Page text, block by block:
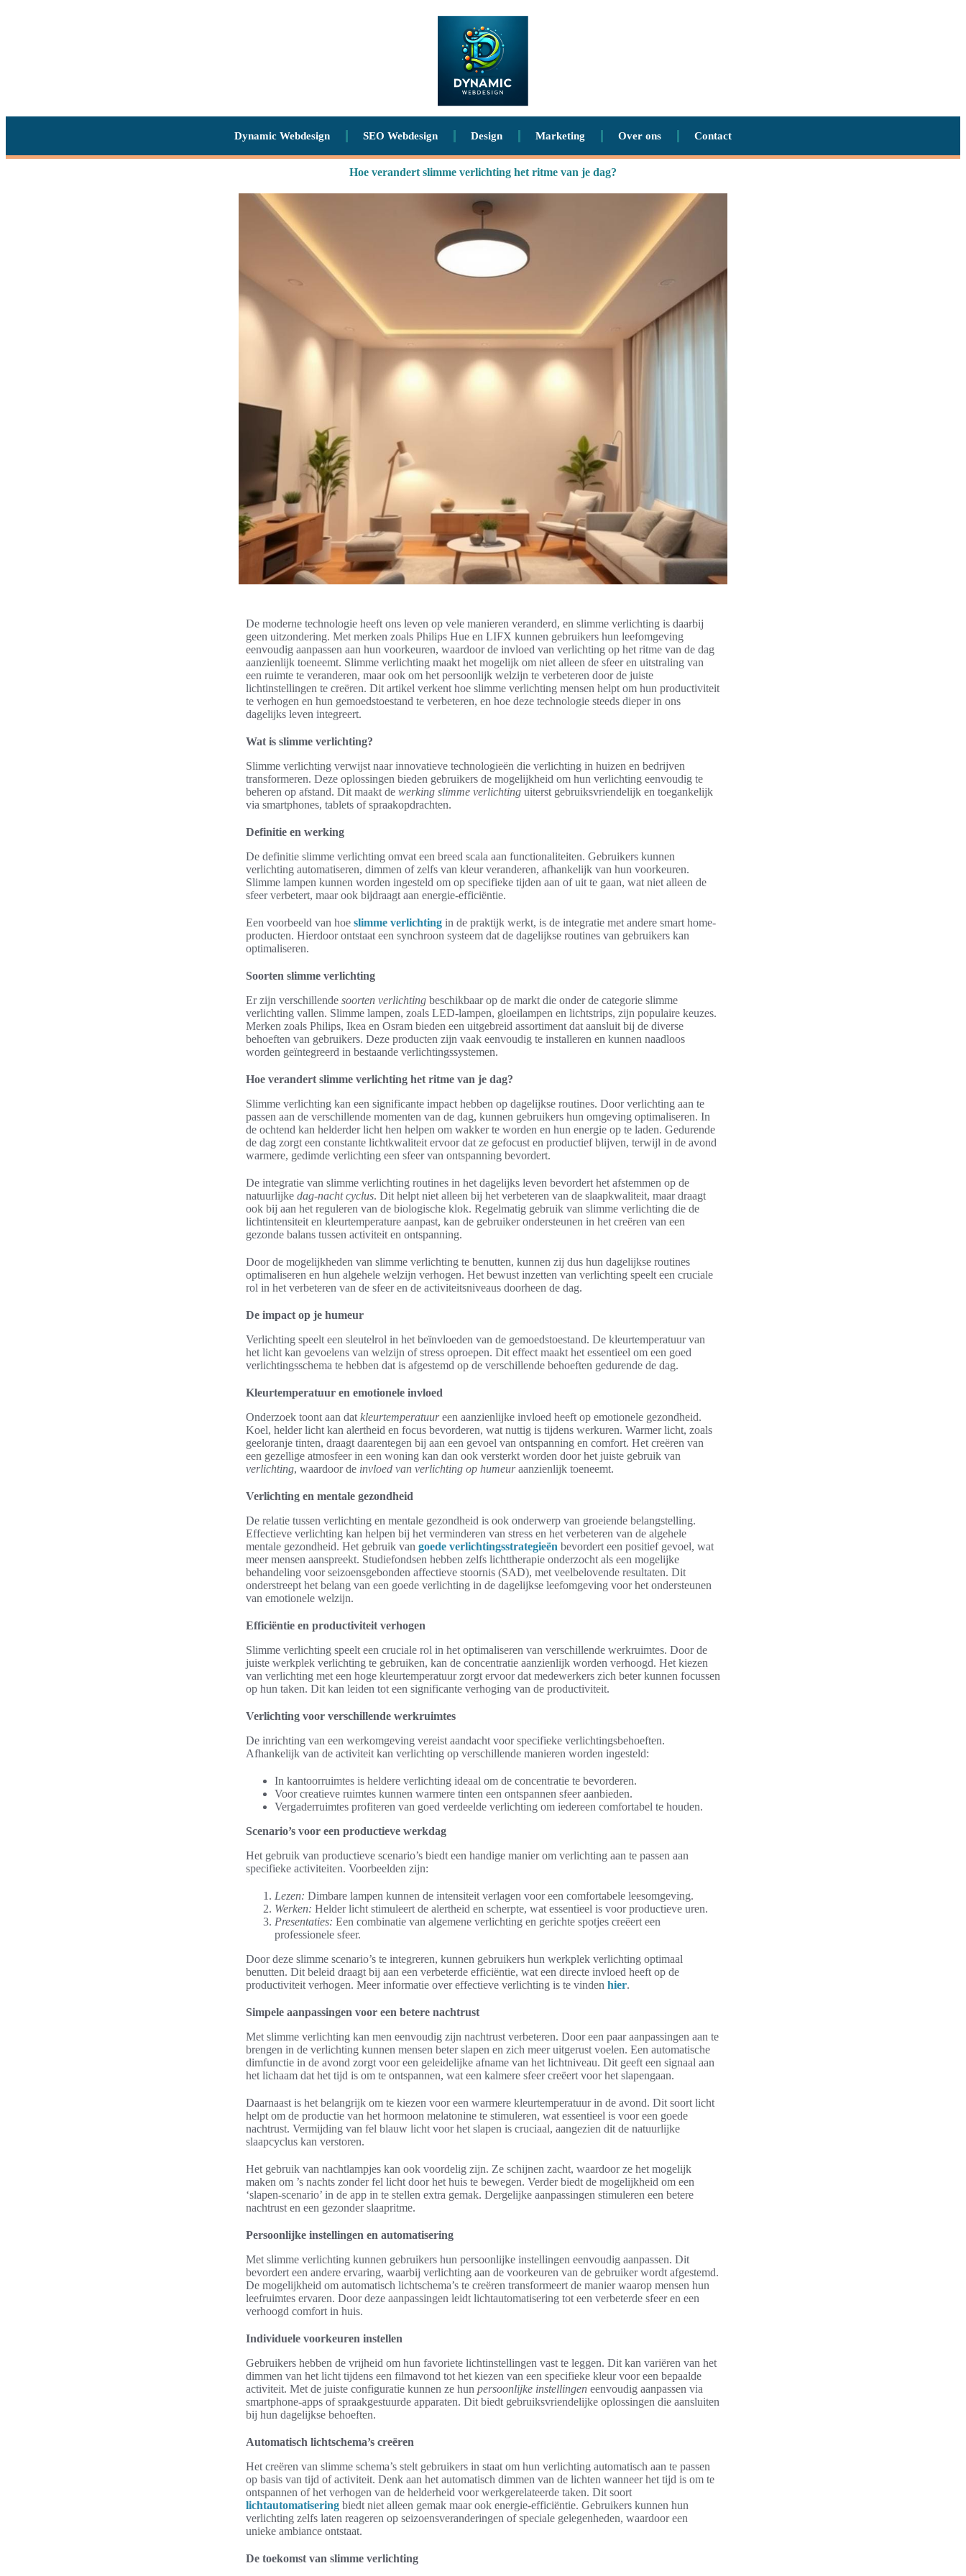
Dynamic Webdesign SEO Webdesign Design Marketing Over ons Contact
Hoe verandert slimme verlichting het ritme van je dag?
De moderne technologie heeft ons leven op vele manieren veranderd, en slimme verlichting is daarbij
geen uitzondering. Met merken zoals Philips Hue en LIFX kunnen gebruikers hun leefomgeving
eenvoudig aanpassen aan hun voorkeuren, waardoor de invloed van verlichting op het ritme van de dag
aanzienlijk toeneemt. Slimme verlichting maakt het mogelijk om niet alleen de sfeer en uitstraling van
een ruimte te veranderen, maar ook om het persoonlijk welzijn te verbeteren door de juiste
lichtinstellingen te creëren. Dit artikel verkent hoe slimme verlichting mensen helpt om hun productiviteit
te verhogen en hun gemoedstoestand te verbeteren, en hoe deze technologie steeds dieper in ons
dagelijks leven integreert.
Wat is slimme verlichting?
Slimme verlichting verwijst naar innovatieve technologieën die verlichting in huizen en bedrijven
transformeren. Deze oplossingen bieden gebruikers de mogelijkheid om hun verlichting eenvoudig te
beheren op afstand. Dit maakt de werking slimme verlichting uiterst gebruiksvriendelijk en toegankelijk
via smartphones, tablets of spraakopdrachten.
Definitie en werking
De definitie slimme verlichting omvat een breed scala aan functionaliteiten. Gebruikers kunnen
verlichting automatiseren, dimmen of zelfs van kleur veranderen, afhankelijk van hun voorkeuren.
Slimme lampen kunnen worden ingesteld om op specifieke tijden aan of uit te gaan, wat niet alleen de
sfeer verbetert, maar ook bijdraagt aan energie-efficiëntie.
Een voorbeeld van hoe slimme verlichting in de praktijk werkt, is de integratie met andere smart home-
producten. Hierdoor ontstaat een synchroon systeem dat de dagelijkse routines van gebruikers kan
optimaliseren.
Soorten slimme verlichting
Er zijn verschillende soorten verlichting beschikbaar op de markt die onder de categorie slimme
verlichting vallen. Slimme lampen, zoals LED-lampen, gloeilampen en lichtstrips, zijn populaire keuzes.
Merken zoals Philips, Ikea en Osram bieden een uitgebreid assortiment dat aansluit bij de diverse
behoeften van gebruikers. Deze producten zijn vaak eenvoudig te installeren en kunnen naadloos
worden geïntegreerd in bestaande verlichtingssystemen.
Hoe verandert slimme verlichting het ritme van je dag?
Slimme verlichting kan een significante impact hebben op dagelijkse routines. Door verlichting aan te
passen aan de verschillende momenten van de dag, kunnen gebruikers hun omgeving optimaliseren. In
de ochtend kan helderder licht hen helpen om wakker te worden en hun energie op te laden. Gedurende
de dag zorgt een constante lichtkwaliteit ervoor dat ze gefocust en productief blijven, terwijl in de avond
warmere, gedimde verlichting een sfeer van ontspanning bevordert.
De integratie van slimme verlichting routines in het dagelijks leven bevordert het afstemmen op de
natuurlijke dag-nacht cyclus. Dit helpt niet alleen bij het verbeteren van de slaapkwaliteit, maar draagt
ook bij aan het reguleren van de biologische klok. Regelmatig gebruik van slimme verlichting die de
lichtintensiteit en kleurtemperature aanpast, kan de gebruiker ondersteunen in het creëren van een
gezonde balans tussen activiteit en ontspanning.
Door de mogelijkheden van slimme verlichting te benutten, kunnen zij dus hun dagelijkse routines
optimaliseren en hun algehele welzijn verhogen. Het bewust inzetten van verlichting speelt een cruciale
rol in het verbeteren van de sfeer en de activiteitsniveaus doorheen de dag.
De impact op je humeur
Verlichting speelt een sleutelrol in het beïnvloeden van de gemoedstoestand. De kleurtemperatuur van
het licht kan gevoelens van welzijn of stress oproepen. Dit effect maakt het essentieel om een goed
verlichtingsschema te hebben dat is afgestemd op de verschillende behoeften gedurende de dag.
Kleurtemperatuur en emotionele invloed
Onderzoek toont aan dat kleurtemperatuureen aanzienlijke invloed heeft op emotionele gezondheid.
Koel, helder licht kan alertheid en focus bevorderen, wat nuttig is tijdens werkuren. Warmer licht, zoals
geeloranje tinten, draagt daarentegen bij aan een gevoel van ontspanning en comfort. Het creëren van
een gezellige atmosfeer in een woning kan dan ook versterkt worden door het juiste gebruik van
verlichting, waardoor de invloed van verlichting op humeuraanzienlijk toeneemt.
Verlichting en mentale gezondheid
De relatie tussen verlichting en mentale gezondheid is ook onderwerp van groeiende belangstelling.
Effectieve verlichting kan helpen bij het verminderen van stress en het verbeteren van de algehele
mentale gezondheid. Het gebruik van goede verlichtingsstrategieën bevordert een positief gevoel, wat
meer mensen aanspreekt. Studiefondsen hebben zelfs lichttherapie onderzocht als een mogelijke
behandeling voor seizoensgebonden affectieve stoornis (SAD), met veelbelovende resultaten. Dit
onderstreept het belang van een goede verlichting in de dagelijkse leefomgeving voor het ondersteunen
van emotionele welzijn.
Efficiëntie en productiviteit verhogen
Slimme verlichting speelt een cruciale rol in het optimaliseren van verschillende werkruimtes. Door de
juiste werkplek verlichting te gebruiken, kan de concentratie aanzienlijk worden verhoogd. Het kiezen
van verlichting met een hoge kleurtemperatuur zorgt ervoor dat medewerkers zich beter kunnen focussen
op hun taken. Dit kan leiden tot een significante verhoging van de productiviteit.
Verlichting voor verschillende werkruimtes
De inrichting van een werkomgeving vereist aandacht voor specifieke verlichtingsbehoeften.
Afhankelijk van de activiteit kan verlichting op verschillende manieren worden ingesteld:
In kantoorruimtes is heldere verlichting ideaal om de concentratie te bevorderen.
Voor creatieve ruimtes kunnen warmere tinten een ontspannen sfeer aanbieden.
Vergaderruimtes profiteren van goed verdeelde verlichting om iedereen comfortabel te houden.
Scenario’s voor een productieve werkdag
Het gebruik van productieve scenario’s biedt een handige manier om verlichting aan te passen aan
specifieke activiteiten. Voorbeelden zijn:
Lezen: Dimbare lampen kunnen de intensiteit verlagen voor een comfortabele leesomgeving.
Werken: Helder licht stimuleert de alertheid en scherpte, wat essentieel is voor productieve uren.
Presentaties: Een combinatie van algemene verlichting en gerichte spotjes creëert een
professionele sfeer.
Door deze slimme scenario’s te integreren, kunnen gebruikers hun werkplek verlichting optimaal
benutten. Dit beleid draagt bij aan een verbeterde efficiëntie, wat een directe invloed heeft op de
productiviteit verhogen. Meer informatie over effectieve verlichting is te vinden hier.
Simpele aanpassingen voor een betere nachtrust
Met slimme verlichting kan men eenvoudig zijn nachtrust verbeteren. Door een paar aanpassingen aan te
brengen in de verlichting kunnen mensen beter slapen en zich meer uitgerust voelen. Een automatische
dimfunctie in de avond zorgt voor een geleidelijke afname van het lichtniveau. Dit geeft een signaal aan
het lichaam dat het tijd is om te ontspannen, wat een kalmere sfeer creëert voor het slapengaan.
Daarnaast is het belangrijk om te kiezen voor een warmere kleurtemperatuur in de avond. Dit soort licht
helpt om de productie van het hormoon melatonine te stimuleren, wat essentieel is voor een goede
nachtrust. Vermijding van fel blauw licht voor het slapen is cruciaal, aangezien dit de natuurlijke
slaapcyclus kan verstoren.
Het gebruik van nachtlampjes kan ook voordelig zijn. Ze schijnen zacht, waardoor ze het mogelijk
maken om ’s nachts zonder fel licht door het huis te bewegen. Verder biedt de mogelijkheid om een
‘slapen-scenario’ in de app in te stellen extra gemak. Dergelijke aanpassingen stimuleren een betere
nachtrust en een gezonder slaapritme.
Persoonlijke instellingen en automatisering
Met slimme verlichting kunnen gebruikers hun persoonlijke instellingen eenvoudig aanpassen. Dit
bevordert een andere ervaring, waarbij verlichting aan de voorkeuren van de gebruiker wordt afgestemd.
De mogelijkheid om automatisch lichtschema’s te creëren transformeert de manier waarop mensen hun
leefruimtes ervaren. Door deze aanpassingen leidt lichtautomatisering tot een verbeterde sfeer en een
verhoogd comfort in huis.
Individuele voorkeuren instellen
Gebruikers hebben de vrijheid om hun favoriete lichtinstellingen vast te leggen. Dit kan variëren van het
dimmen van het licht tijdens een filmavond tot het kiezen van een specifieke kleur voor een bepaalde
activiteit. Met de juiste configuratie kunnen ze hun persoonlijke instellingen eenvoudig aanpassen via
smartphone-apps of spraakgestuurde apparaten. Dit biedt gebruiksvriendelijke oplossingen die aansluiten
bij hun dagelijkse behoeften.
Automatisch lichtschema’s creëren
Het creëren van slimme schema’s stelt gebruikers in staat om hun verlichting automatisch aan te passen
op basis van tijd of activiteit. Denk aan het automatisch dimmen van de lichten wanneer het tijd is om te
ontspannen of het verhogen van de helderheid voor werkgerelateerde taken. Dit soort
lichtautomatisering biedt niet alleen gemak maar ook energie-efficiëntie. Gebruikers kunnen hun
verlichting zelfs laten reageren op seizoensveranderingen of speciale gelegenheden, waardoor een
unieke ambiance ontstaat.
De toekomst van slimme verlichting